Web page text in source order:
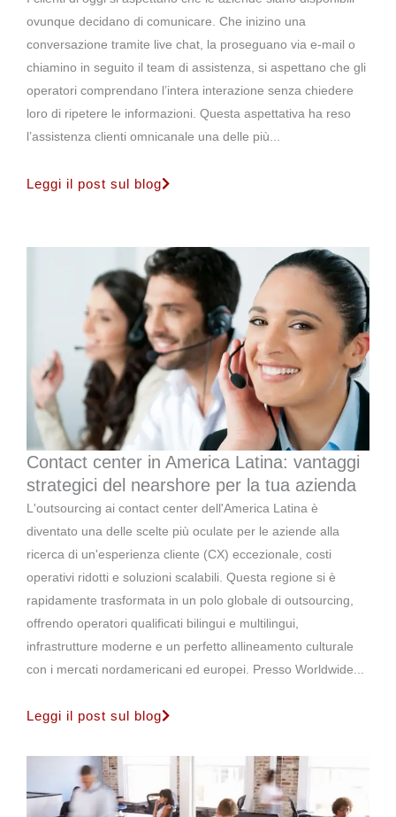
ovunque decidano di comunicare. Che inizino una
conversazione tramite live chat, la proseguano via e-mail o
chiamino in seguito il team di assistenza, si aspettano che gli
operatori comprendano l’intera interazione senza chiedere
loro di ripetere le informazioni. Questa aspettativa ha reso
l’assistenza clienti omnicanale una delle più...
Leggi il post sul blog
Contact center in America Latina: vantaggi
strategici del nearshore per la tua azienda
L'outsourcing ai contact center dell'America Latina è
diventato una delle scelte più oculate per le aziende alla
ricerca di un'esperienza cliente (CX) eccezionale, costi
operativi ridotti e soluzioni scalabili. Questa regione si è
rapidamente trasformata in un polo globale di outsourcing,
offrendo operatori qualificati bilingui e multilingui,
infrastrutture moderne e un perfetto allineamento culturale
con i mercati nordamericani ed europei. Presso Worldwide...
Leggi il post sul blog